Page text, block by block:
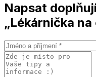
Napsat
„Lékárnička